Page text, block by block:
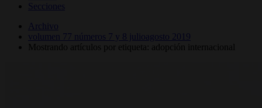
Secciones
Archivo
volumen 77 números 7 y 8 julioagosto 2019
Mostrando artículos por etiqueta: adopción internacional